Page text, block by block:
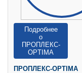
Подробнее
о
ПРОПЛЕКС-
OPTIMA
ПРОПЛЕКС-OPTIMA